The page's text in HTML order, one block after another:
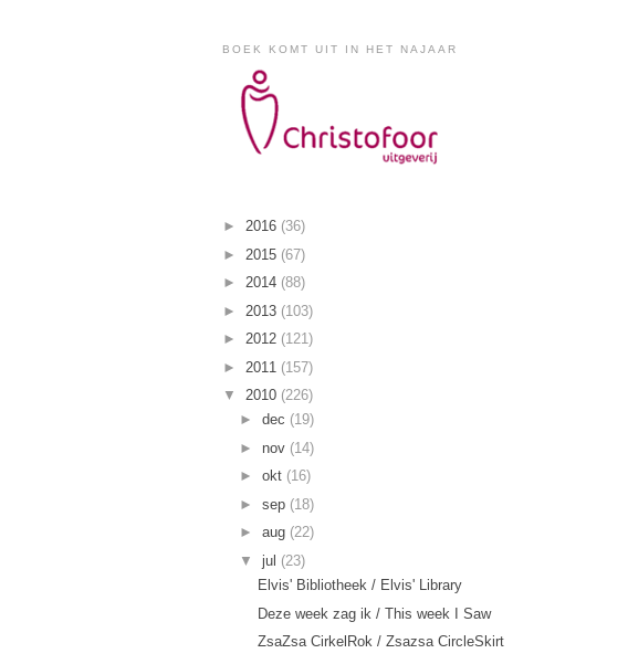
BOEK KOMT UIT IN HET NAJAAR
► 2016 (36)
► 2015 (67)
► 2014 (88)
► 2013 (103)
► 2012 (121)
► 2011 (157)
▼ 2010 (226)
►dec (19)
► nov (14)
►okt (16)
►sep (18)
►aug (22)
▼jul (23)
Elvis' Bibliotheek / Elvis' Library
Deze week zag ik / This week I Saw
ZsaZsa CirkelRok / Zsazsa CircleSkirt